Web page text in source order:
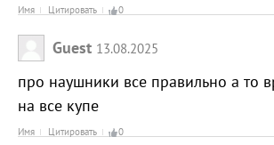
Имя Цитировать 0
Guest 13.08.2025
про наушники все правильно а то
на все купе
Имя Цитировать 0